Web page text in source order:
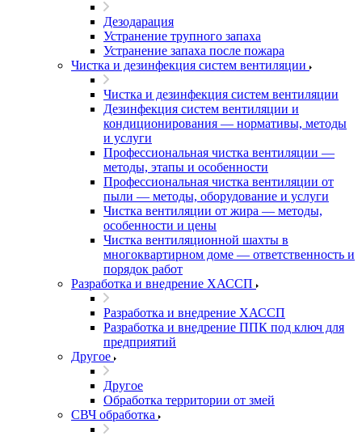
Дезодарация
Устранение трупного запаха
Устранение запаха после пожара
Чистка и дезинфекция систем вентиляции
Чистка и дезинфекция систем вентиляции
Дезинфекция систем вентиляции и
кондиционирования — нормативы, методы
и услуги
Профессиональная чистка вентиляции —
методы, этапы и особенности
Профессиональная чистка вентиляции от
пыли — методы, оборудование и услуги
Чистка вентиляции от жира — методы,
особенности и цены
Чистка вентиляционной шахты в
многоквартирном доме — ответственность и
порядок работ
Разработка и внедрение ХАССП
Разработка и внедрение ХАССП
Разработка и внедрение ППК под ключ для
предприятий
Другое
Другое
Обработка территории от змей
СВЧ обработка